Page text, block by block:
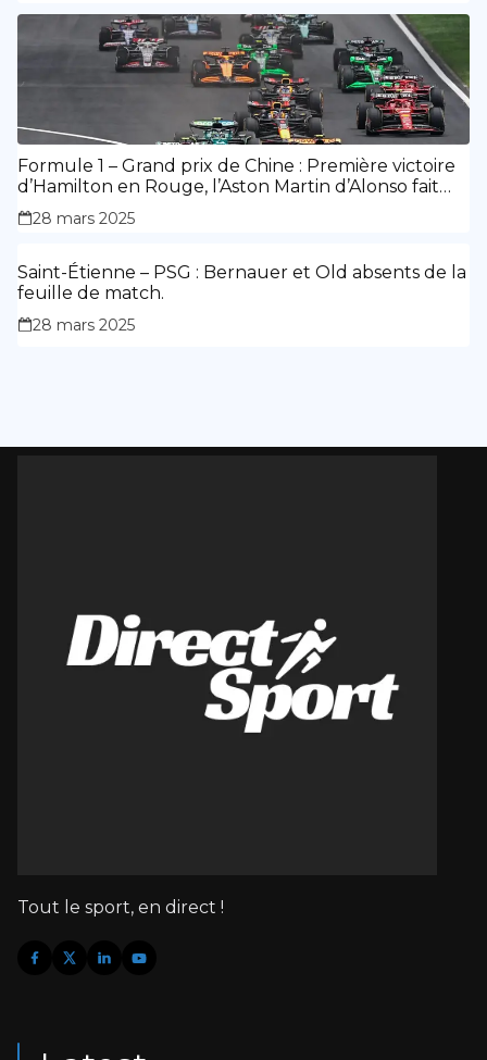
Formule 1 – Grand prix de Chine : Première victoire
d’Hamilton en Rouge, l’Aston Martin d’Alonso fait
des siennes.
28 mars 2025
Saint-Étienne – PSG : Bernauer et Old absents de la
feuille de match.
28 mars 2025
Tout le sport, en direct !